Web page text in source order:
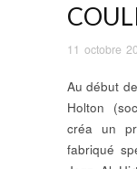
11 octobre
Au début
Holton
créa un
fabriqué